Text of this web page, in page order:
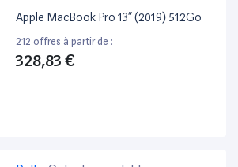
Apple MacBook Pro 13” (2019) 512Go
212 offres à partir de :
328,83 €